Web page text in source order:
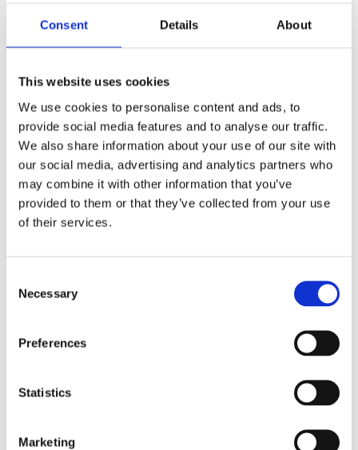
Consent Details About
This website uses cookies
We use cookies to personalise content and ads, to
provide social media features and to analyse our traffic.
We also share information about your use of our site with
our social media, advertising and analytics partners who
may combine it with other information that you’ve
provided to them or that they’ve collected from your use
of their services.
Selection
Necessary
Preferences
Statistics
Marketing
Balans Kvinna är framtagen för den medvetna kvinnan.
Innehåller bland annat magnesium och D-vitamin (2000 IE).
Magnesium bidrar till att minska trötthet och utmattning
samt till en normal psykologisk funktion, och D-vitamin
bidrar bland annat till immunsystemets normala funktion.